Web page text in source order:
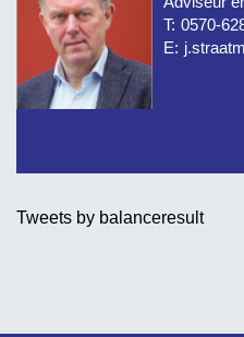
T: 0570-
E:
Tweets by balanceresult